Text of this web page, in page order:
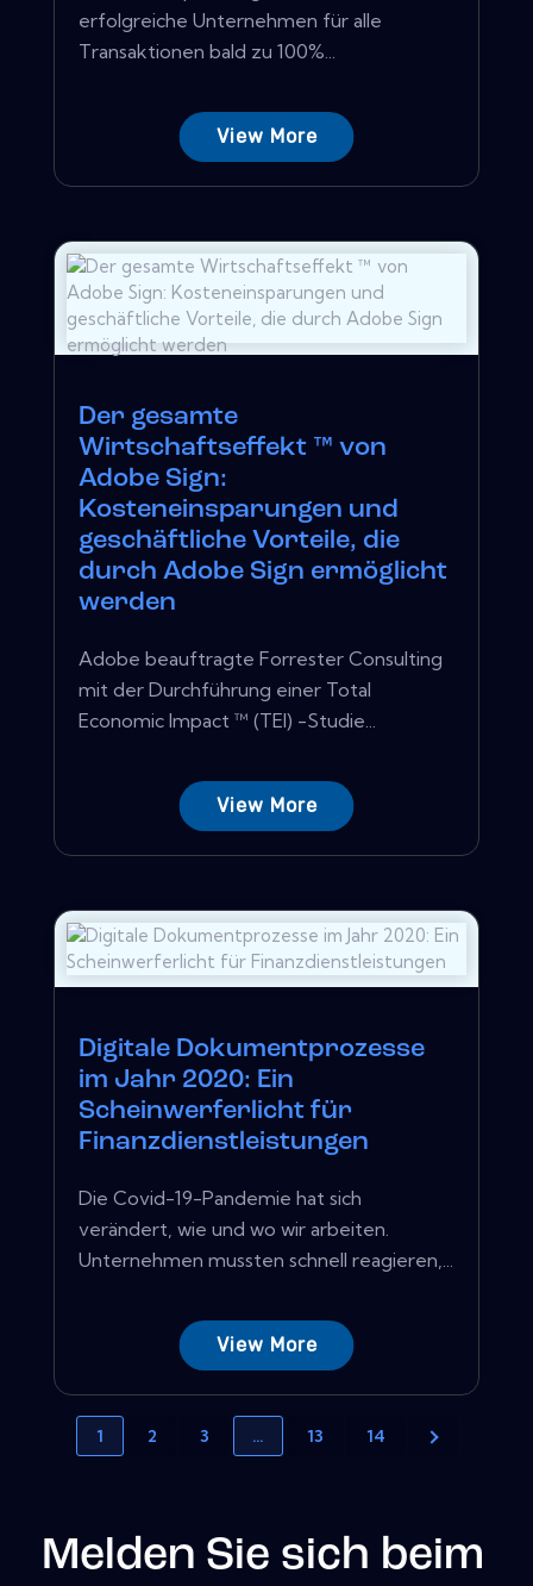
erfolgreiche Unternehmen für alle
Transaktionen bald zu 100%...
View More
Der gesamte
Wirtschaftseffekt ™ von
Adobe Sign:
Kosteneinsparungen und
geschäftliche Vorteile, die
durch Adobe Sign ermöglicht
werden
Adobe beauftragte Forrester Consulting
mit der Durchführung einer Total
Economic Impact ™ (TEI) -Studie...
View More
Digitale Dokumentprozesse
im Jahr 2020: Ein
Scheinwerferlicht für
Finanzdienstleistungen
Die Covid-19-Pandemie hat sich
verändert, wie und wo wir arbeiten.
Unternehmen mussten schnell reagieren,...
View More
1 2 3 … 13 14
Melden Sie sich beim